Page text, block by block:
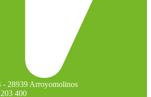
- 28939 Arroyomolinos
400